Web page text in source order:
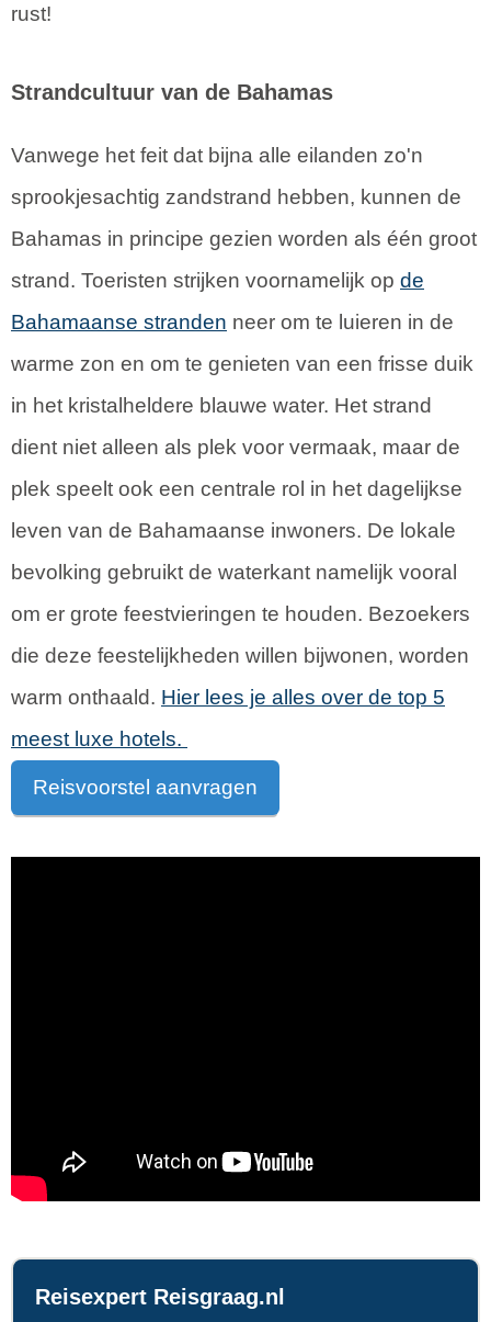
rust!
Strandcultuur van de Bahamas
Vanwege het feit dat bijna alle eilanden zo'n
sprookjesachtig zandstrand hebben, kunnen de
Bahamas in principe gezien worden als één groot
strand. Toeristen strijken voornamelijk op de
Bahamaanse stranden neer om te luieren in de
warme zon en om te genieten van een frisse duik
in het kristalheldere blauwe water. Het strand
dient niet alleen als plek voor vermaak, maar de
plek speelt ook een centrale rol in het dagelijkse
leven van de Bahamaanse inwoners. De lokale
bevolking gebruikt de waterkant namelijk vooral
om er grote feestvieringen te houden. Bezoekers
die deze feestelijkheden willen bijwonen, worden
warm onthaald. Hier lees je alles over de top 5
meest luxe hotels.
Reisvoorstel aanvragen
Reisexpert Reisgraag.nl